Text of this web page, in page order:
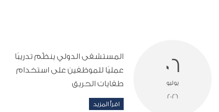
06
يوليو
2026
المستشفى الدولي ينظّم تدريبًا
عمليًا للموظفين على استخدام
طفايات الحريق
اقرأ المزيد